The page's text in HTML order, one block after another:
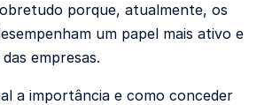
porque, atualmente, os
um papel mais ativo e
empresas.
a importância e como conceder